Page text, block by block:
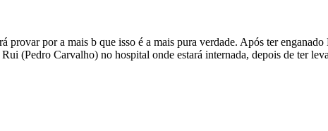
por a mais b que isso é a mais pura verdade. Após ter
(Pedro Carvalho) no hospital onde estará internada, depois de ter